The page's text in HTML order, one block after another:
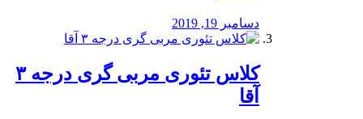
دسامبر 19, 2019
کلاس تئوری مربی گری درجه ۳
آقا